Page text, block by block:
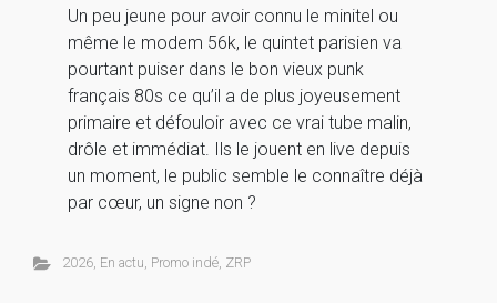
Un peu jeune pour avoir connu le minitel ou
même le modem 56k, le quintet parisien va
pourtant puiser dans le bon vieux punk
français 80s ce qu’il a de plus joyeusement
primaire et défouloir avec ce vrai tube malin,
drôle et immédiat. Ils le jouent en live depuis
un moment, le public semble le connaître déjà
par cœur, un signe non ?
2026, En actu, Promo indé, ZRP